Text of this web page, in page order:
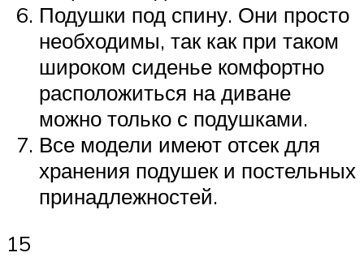
Подушки под спину. Они просто
необходимы, так как при таком
широком сиденье комфортно
расположиться на диване
можно только с подушками.
Все модели имеют отсек для
хранения подушек и постельных
принадлежностей.
15